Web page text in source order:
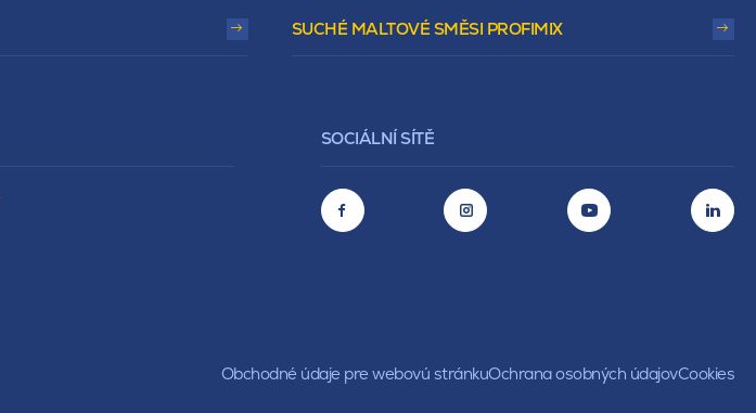
SOCIÁLNÍ SÍTĚ
SUCHÉ MALTOVÉ SMĚSI PROFIMIX
Obchodné údaje pre webovú stránkuOchrana osobných údajovCookies